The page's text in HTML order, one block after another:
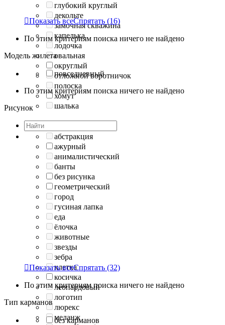
глубокий круглый
декольте
замочная скважина
капелька
лодочка
овальная
округлый
отложной воротничок
полоска
хомут
шалька
Показать всеСпрятать (16)
По этим критериям поиска ничего не найдено
Модель жилета
повседневный
По этим критериям поиска ничего не найдено
Рисунок
абстракция
ажурный
анималистический
банты
без рисунка
геометрический
город
гусиная лапка
еда
ёлочка
животные
звезды
зебра
клетка
косичка
леопардовый
логотип
люрекс
меланж
Показать всеСпрятать (32)
По этим критериям поиска ничего не найдено
Тип карманов
без карманов